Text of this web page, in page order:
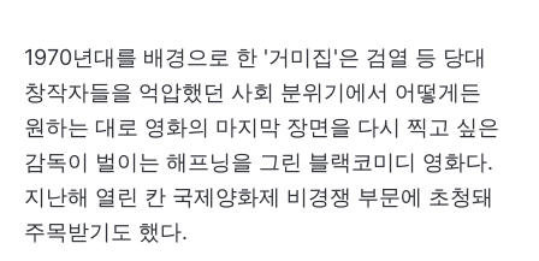
1970년대를 배경으로 한 '거미집'은 검열 등 당대
창작자들을 억압했던 사회 분위기에서 어떻게든
원하는 대로 영화의 마지막 장면을 다시 찍고 싶은
감독이 벌이는 해프닝을 그린 블랙코미디 영화다.
지난해 열린 칸 국제양화제 비경쟁 부문에 초청돼
주목받기도 했다.